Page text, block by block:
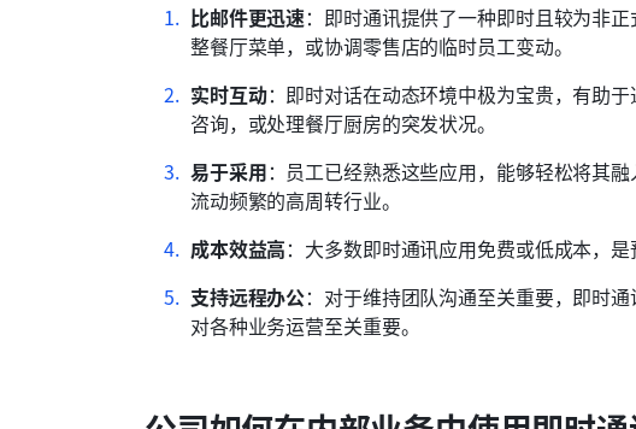
比邮件更迅速：即时通讯提供了一种即时且较为非
整餐厅菜单，或协调零售店的临时员工变动。
实时互动：即时对话在动态环境中极为宝贵，有助
咨询，或处理餐厅厨房的突发状况。
易于采用：员工已经熟悉这些应用，能够轻松将其
流动频繁的高周转行业。
成本效益高：大多数即时通讯应用免费或低成本，
支持远程办公：对于维持团队沟通至关重要，即时
对各种业务运营至关重要。